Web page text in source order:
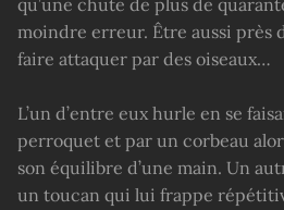
moindre erreur. Être aussi près
faire attaquer par des oiseaux…
L’un d’entre eux hurle en se
perroquet et par un corbeau
son équilibre d’une main. Un
un toucan qui lui frappe